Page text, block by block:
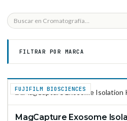
FILTRAR POR MARCA
FUJIFILM BIOSCIENCES
MagCapture Exosome